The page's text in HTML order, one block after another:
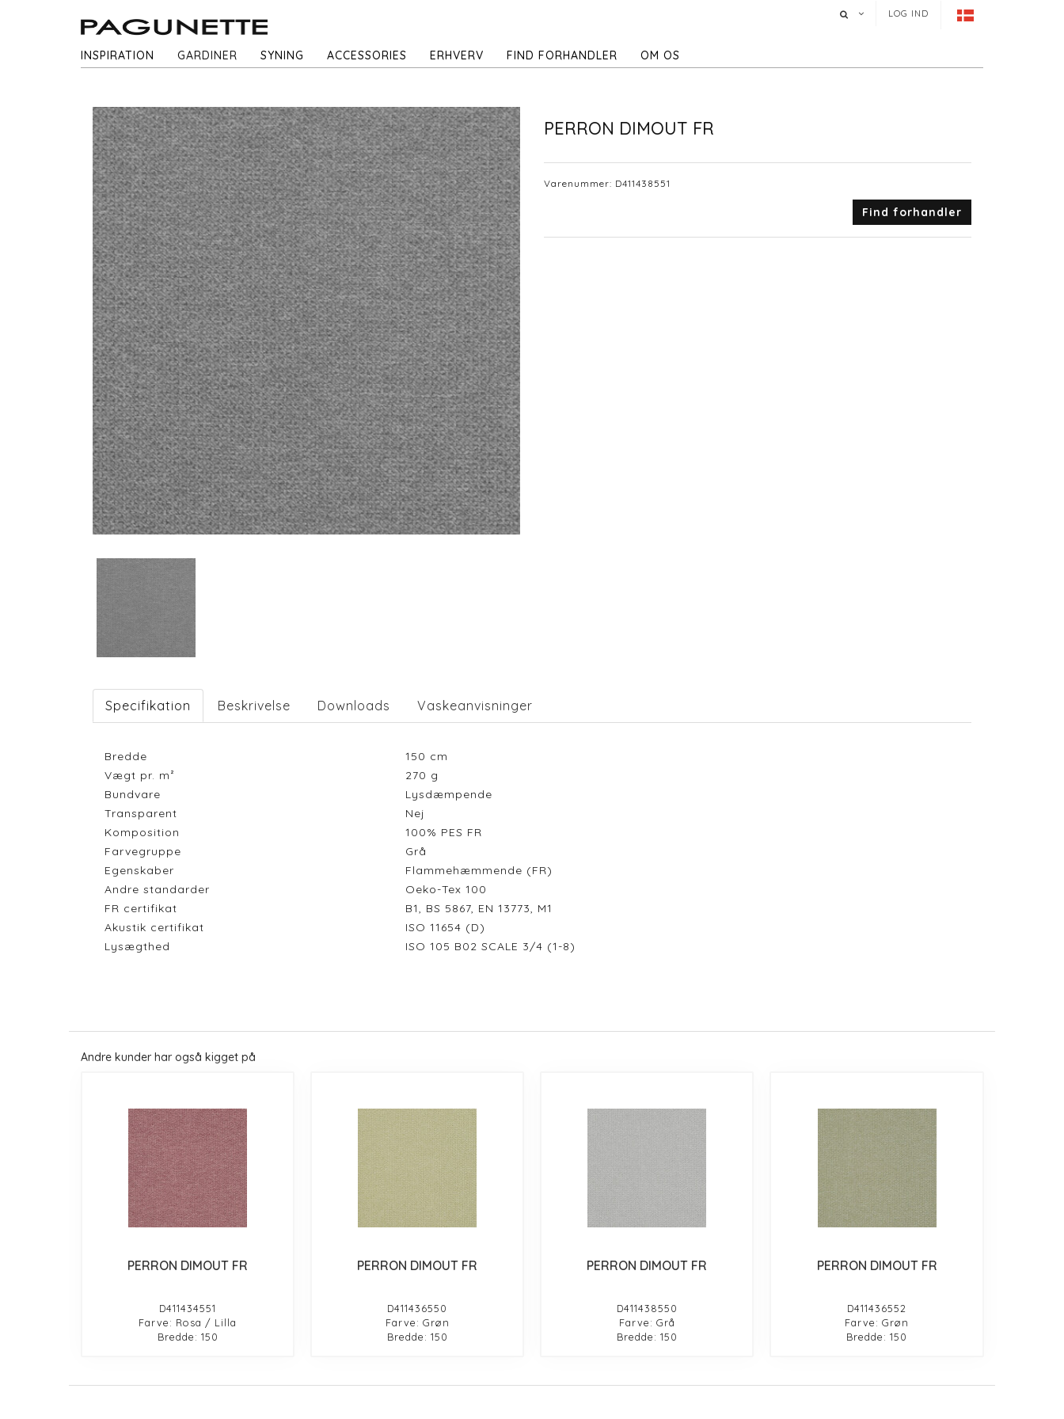
LOG IND
INSPIRATION GARDINER SYNING ACCESSORIES ERHVERV FIND FORHANDLER OM OS
PERRON DIMOUT FR
Varenummer: D411438551
Find forhandler
Specifikation Beskrivelse Downloads Vaskeanvisninger
Bredde 150 cm
Vægt pr. m²
270 g
Bundvare
Lysdæmpende
Transparent
Nej
Komposition
100% PES FR
Farvegruppe
Grå
Egenskaber
Flammehæmmende (FR)
Andre standarder
Oeko-Tex 100
FR certifikat
B1, BS 5867, EN 13773, M1
Akustik certifikat
ISO 11654 (D)
Lysægthed
ISO 105 B02 SCALE 3/4 (1-8)
Andre kunder har også kigget på
PERRON DIMOUT FR
D411434551
Farve: Rosa / Lilla
Bredde: 150
PERRON DIMOUT FR
D411436550
Farve: Grøn
Bredde: 150
PERRON DIMOUT FR
D411438550
Farve: Grå
Bredde: 150
PERRON DIMOUT FR
D411436552
Farve: Grøn
Bredde: 150